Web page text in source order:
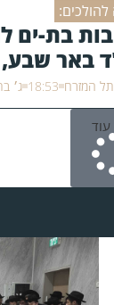
להולכים:
בת-ים
באר שבע,
המזרח 18:53 ג׳
עוד